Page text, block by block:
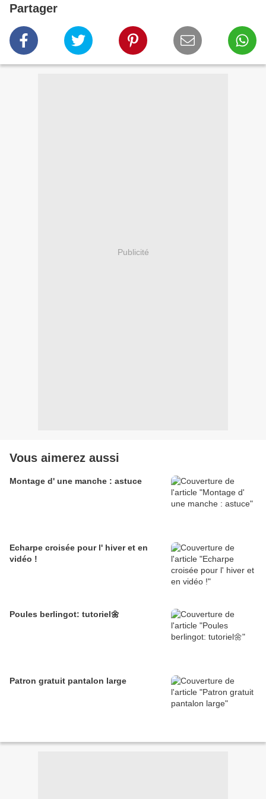
Partager
Publicité
Vous aimerez aussi
Montage d' une manche : astuce
Echarpe croisée pour l' hiver et en
vidéo !
Poules berlingot: tutoriel🌼
Patron gratuit pantalon large